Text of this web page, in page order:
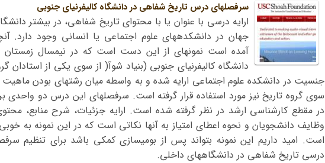
سرفصل‏های درس تاریخ شفاهی در دانشگاه کالیفرنیای جنوبی
ارایه درسی با عنوان یا با محتوای تاریخ شفاهی، در بیشتر
جهان در دانشکده‏های علوم اجتماعی یا انسانی وجود دارد.
دانشگاه کالیفرنیای جنوبی (بنیاد شوآ( از سوی یکی از استادان
جنسیت در دانشکده علوم اجتماعی ارایه شده و به واسطه میان رشته‏ای بودن
در مقطع کارشناسی ارشد در نظر گرفته شده است. ارایه جزئیات، شرح منابع،
وظایف دانشجویان و نحوه اعطای امتیاز به آنها نکاتی است که در این نمونه به
است. امید داریم این نمونه بتواند پس از بومی‏سازی کمکی باشد برای تنظیم
درسی تاریخ شفاهی در دانشگاه‏های داخلی.